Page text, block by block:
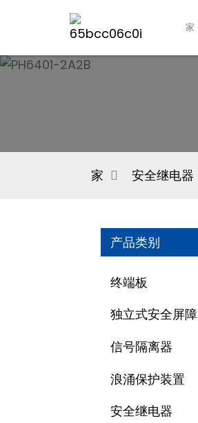
家
家 安全继电器
产品类别
终端板
独立式安全屏障
信号隔离器
浪涌保护装置
安全继电器